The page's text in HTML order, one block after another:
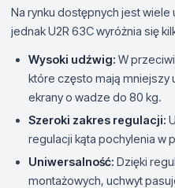
Na rynku dostępnych jest
jednak U2R 63C wyróżnia się
Wysoki udźwig: W
które często mają mniejszy
ekrany o wadze do 80 kg.
Szeroki zakres regulacji:
regulacji kąta pochylenia w
Uniwersalność: Dzięki
montażowych, uchwyt